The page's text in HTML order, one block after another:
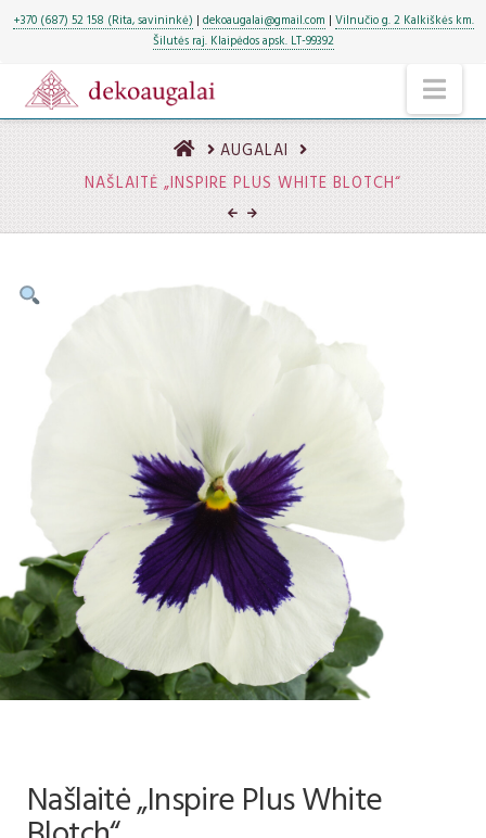
+370 (687) 52 158 (Rita, savininkė) | dekoaugalai@gmail.com | Vilnučio g. 2 Kalkiškės km.
Šilutės raj. Klaipėdos apsk. LT-99392
HOMEAUGALAI
NAŠLAITĖ „INSPIRE PLUS WHITE BLOTCH“
Našlaitė „Inspire Plus White